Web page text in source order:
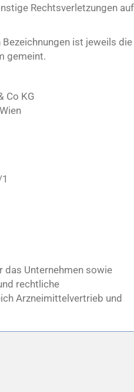
Rechtsverletzungen auf
ist jeweils die
gemeint.
Co KG
das Unternehmen sowie
rechtliche
Arzneimittelvertrieb und